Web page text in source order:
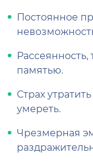
Постоянное
памятью.
Страх
умереть.
Чрезмерная